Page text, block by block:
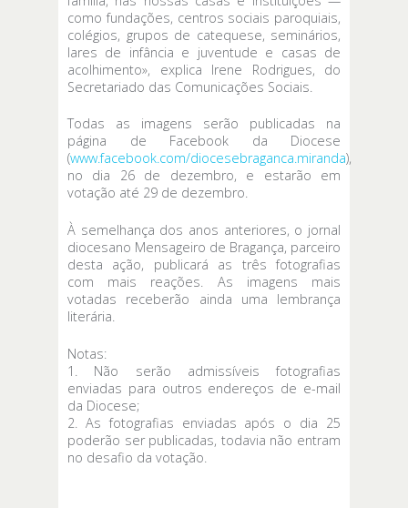
como fundações, centros sociais paroquiais,
colégios, grupos de catequese, seminários,
lares de infância e juventude e casas de
acolhimento», explica Irene Rodrigues, do
Secretariado das Comunicações Sociais.
Todas as imagens serão publicadas na
página de Facebook da Diocese
(www.facebook.com/diocesebraganca.miranda),
no dia 26 de dezembro, e estarão em
votação até 29 de dezembro.
À semelhança dos anos anteriores, o jornal
diocesano Mensageiro de Bragança, parceiro
desta ação, publicará as três fotografias
com mais reações. As imagens mais
votadas receberão ainda uma lembrança
literária.
Notas:
1. Não serão admissíveis fotografias
enviadas para outros endereços de e-mail
da Diocese;
2. As fotografias enviadas após o dia 25
poderão ser publicadas, todavia não entram
no desafio da votação.